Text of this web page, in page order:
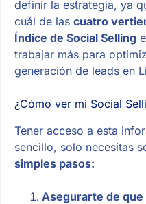
definir la estrategia, ya
cuál de las cuatro
Índice de Social Selling
trabajar más para
generación de leads en
¿Cómo ver mi Social
Tener acceso a esta
sencillo, solo necesitas
simples pasos:
Asegurarte de que